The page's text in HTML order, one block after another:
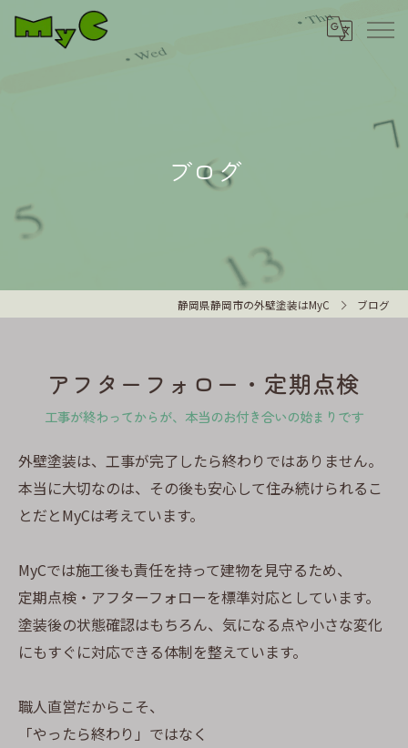
ブログ
静岡県静岡市の外壁塗装はMyC ブログ
アフターフォロー・定期点検
工事が終わってからが、本当のお付き合いの始まりです
外壁塗装は、工事が完了したら終わりではありません。
本当に大切なのは、その後も安心して住み続けられるこ
とだとMyCは考えています。
MyCでは施工後も責任を持って建物を見守るため、
定期点検・アフターフォローを標準対応としています。
塗装後の状態確認はもちろん、気になる点や小さな変化
にもすぐに対応できる体制を整えています。
職人直営だからこそ、
「やったら終わり」ではなく